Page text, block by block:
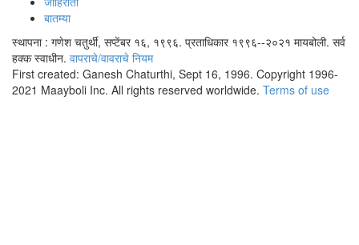
बातम्या
स्थापना : गणेश चतुर्थी, सप्टेंबर १६, १९९६. प्रताधिकार १९९६--२०२१ मायबोली. सर्व
हक्क स्वाधीन. वापराचे/वावराचे नियम
First created: Ganesh Chaturthi, Sept 16, 1996. Copyright 1996-
2021 Maayboli Inc. All rights reserved worldwide. Terms of use